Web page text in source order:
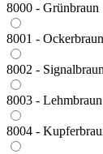
8000 - Grünbraun
8001 - Ockerbraun
8002 - Signalbraun
8003 - Lehmbraun
8004 -